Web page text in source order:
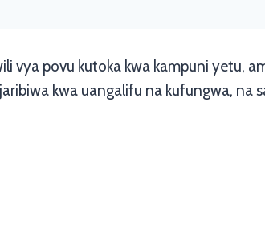
vya povu kutoka kwa kampuni yetu,
kwa uangalifu na kufungwa, na